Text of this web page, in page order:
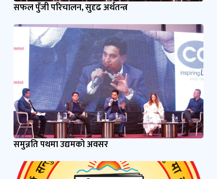
सफल पुँजी परिचालन, सुदृढ अर्थतन्त्र
समुन्नति पथमा उद्यमको अवसर